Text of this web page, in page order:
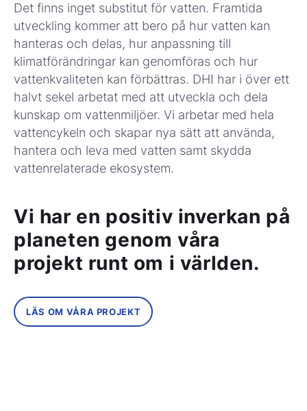
Det finns inget substitut för vatten. Framtida
utveckling kommer att bero på hur vatten kan
hanteras och delas, hur anpassning till
klimatförändringar kan genomföras och hur
vattenkvaliteten kan förbättras. DHI har i över ett
halvt sekel arbetat med att utveckla och dela
kunskap om vattenmiljöer. Vi arbetar med hela
vattencykeln och skapar nya sätt att använda,
hantera och leva med vatten samt skydda
vattenrelaterade ekosystem.
Vi har en positiv inverkan på
planeten genom våra
projekt runt om i världen.
LÄS OM VÅRA PROJEKT